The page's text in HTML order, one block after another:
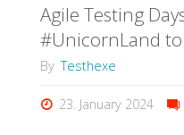
Agile Testing
#UnicornLand to
By Testhexe
23. January 2024